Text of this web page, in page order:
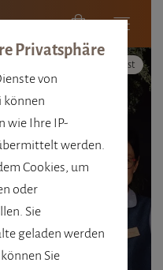
Hoher Kontrast
Privatsphäre
von
können
wie Ihre IP-
werden.
Cookies, um
oder
Sie
geladen werden
Sie